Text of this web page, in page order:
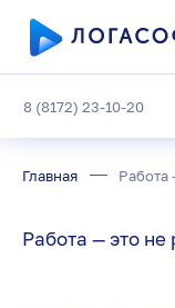
8 (8172) 23-10-20
Главная Работа
Работа — это не